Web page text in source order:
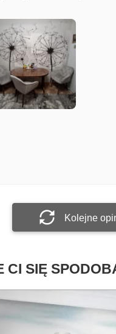
Załącz zdjęcie
Kolejne
CI SIĘ